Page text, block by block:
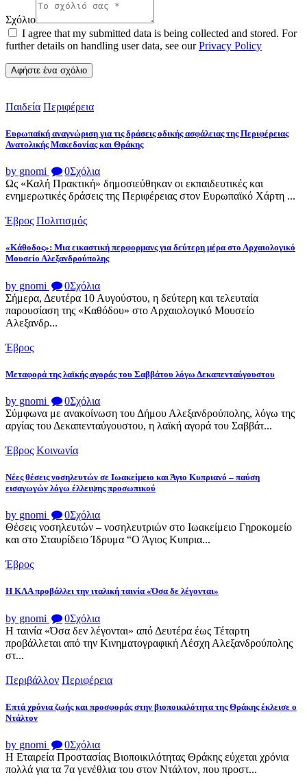
Σχόλιο
I agree that my submitted data is being collected and stored. For
further details on handling user data, see ourPrivacy Policy
Παιδεία Περιφέρεια
Ευρωπαϊκή αναγνώριση για τις δράσεις οδικής ασφάλειας της Περιφέρειας
Ανατολικής Μακεδονίας και Θράκης
by gnomi 0Σχόλια
Ως «Καλή Πρακτική» δημοσιεύθηκαν οι εκπαιδευτικές και
ενημερωτικές δράσεις της Περιφέρειας στον Ευρωπαϊκό Χάρτη ...
Έβρος Πολιτισμός
«Κάθοδος»: Μια εικαστική περφορμανς για δεύτερη μέρα στο Αρχαιολογικό
Μουσείο Αλεξανδρούπολης
by gnomi 0Σχόλια
Σήμερα, Δευτέρα 10 Αυγούστου, η δεύτερη και τελευταία
παρουσίαση της «Καθόδου» στο Αρχαιολογικό Μουσείο
Αλεξανδρ...
Έβρος
Μεταφορά της λαϊκής αγοράς του Σαββάτου λόγω Δεκαπενταύγουστου
by gnomi 0Σχόλια
Σύμφωνα με ανακοίνωση του Δήμου Αλεξανδρούπολης, λόγω της
αργίας του Δεκαπενταύγουστου, η λαϊκή αγορά του Σαββάτ...
Έβρος Κοινωνία
Νέες θέσεις νοσηλευτών σε Ιωακείμειο και Άγιο Κυπριανό – παύση
εισαγωγών λόγω έλλειψης προσωπικού
by gnomi 0Σχόλια
Θέσεις νοσηλευτών – νοσηλευτριών στο Ιωακείμειο Γηροκομείο
και στο Σταυρίδειο Ίδρυμα “Ο Άγιος Κυπρια...
Έβρος
Η ΚΛΑ προβάλλει την ιταλική ταινία «Όσα δε λέγονται»
by gnomi 0Σχόλια
Η ταινία «Όσα δεν λέγονται» από Δευτέρα έως Τέταρτη
προβάλλεται από την Κινηματογραφική Λέσχη Αλεξανδρούπολης
στ...
Περιβάλλον Περιφέρεια
Επτά χρόνια ζωής και προσφοράς στην βιοποικιλότητα της Θράκης έκλεισε ο
Ντάλτον
by gnomi 0Σχόλια
Η Εταιρεία Προστασίας Βιοποικιλότητας Θράκης εύχεται χρόνια
πολλά για τα 7α γενέθλια του στον Ντάλτον, που προστ...